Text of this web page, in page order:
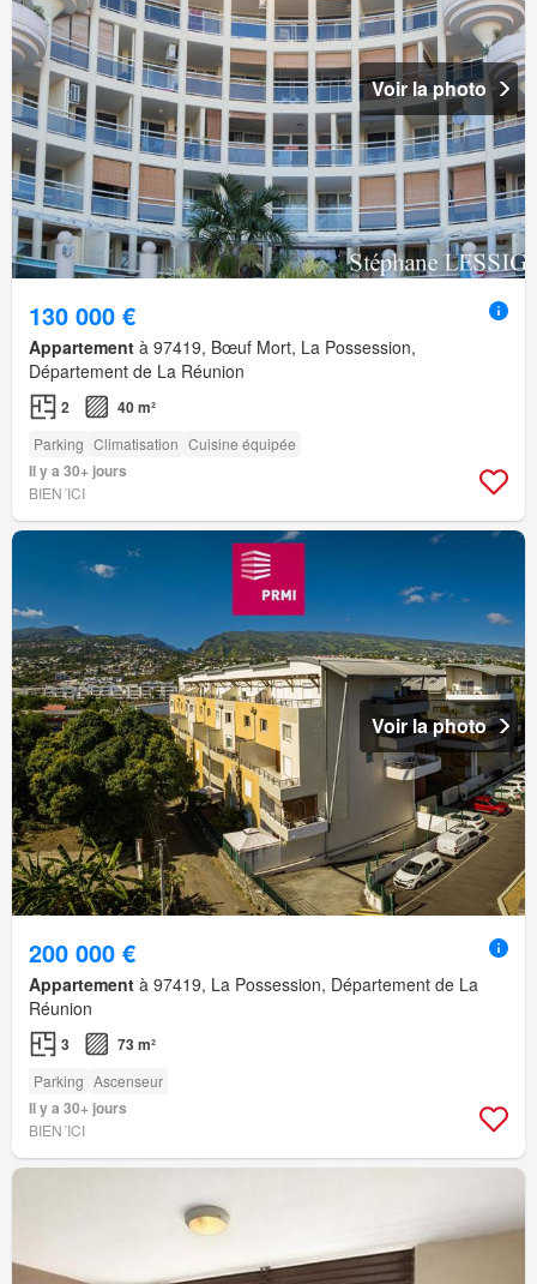
Voir la photo
130 000 €
Appartement à 97419, Bœuf Mort, La Possession,
Département de La Réunion
2 40 m²
Parking Climatisation Cuisine équipée
Il y a 30+ jours
BIEN´ICI
Voir la photo
200 000 €
Appartement à 97419, La Possession, Département de La
Réunion
3 73 m²
Parking Ascenseur
Il y a 30+ jours
BIEN´ICI